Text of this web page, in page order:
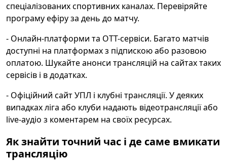
спеціалізованих спортивних каналах. Перевіряйте
програму ефіру за день до матчу.
- Онлайн-платформи та OTT-сервіси. Багато матчів
доступні на платформах з підпискою або разовою
оплатою. Шукайте анонси трансляцій на сайтах таких
сервісів і в додатках.
- Офіційний сайт УПЛ і клубні трансляції. У деяких
випадках ліга або клуби надають відеотрансляції або
live-аудіо з коментарем на своїх ресурсах.
Як знайти точний час і де саме вмикати
трансляцію